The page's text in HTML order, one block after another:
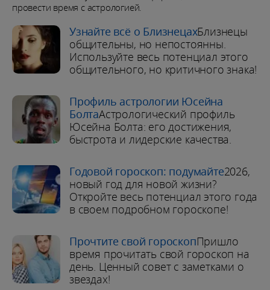
провести время с астрологией.
Узнайте всё о БлизнецахБлизнецы
общительны, но непостоянны.
Используйте весь потенциал этого
общительного, но критичного знака!
Профиль астрологии Юсейна
БолтаАстрологический профиль
Юсейна Болта: его достижения,
быстрота и лидерские качества.
Годовой гороскоп: подумайте2026,
новый год для новой жизни?
Откройте весь потенциал этого года
в своем подробном гороскопе!
Прочтите свой гороскопПришло
время прочитать свой гороскоп на
день. Ценный совет с заметками о
звездах!